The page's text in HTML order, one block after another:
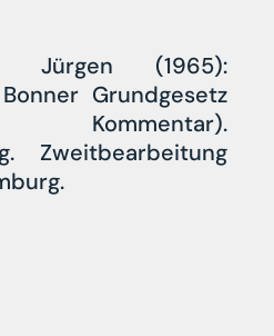
Jürgen (1965):
Grundgesetz
Zweitbearbeitung